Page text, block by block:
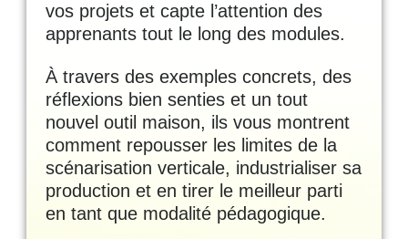
vos projets et capte l’attention des
apprenants tout le long des modules.
À travers des exemples concrets, des
réflexions bien senties et un tout
nouvel outil maison, ils vous montrent
comment repousser les limites de la
scénarisation verticale, industrialiser sa
production et en tirer le meilleur parti
en tant que modalité pédagogique.